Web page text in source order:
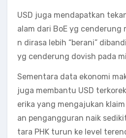
USD juga mendapatkan
alam dari BoE yg cenderung
n dirasa lebih “berani”
yg cenderung dovish pada
Sementara data ekonomi
juga membantu USD
erika yang mengajukan
an pengangguran naik
tara PHK turun ke level